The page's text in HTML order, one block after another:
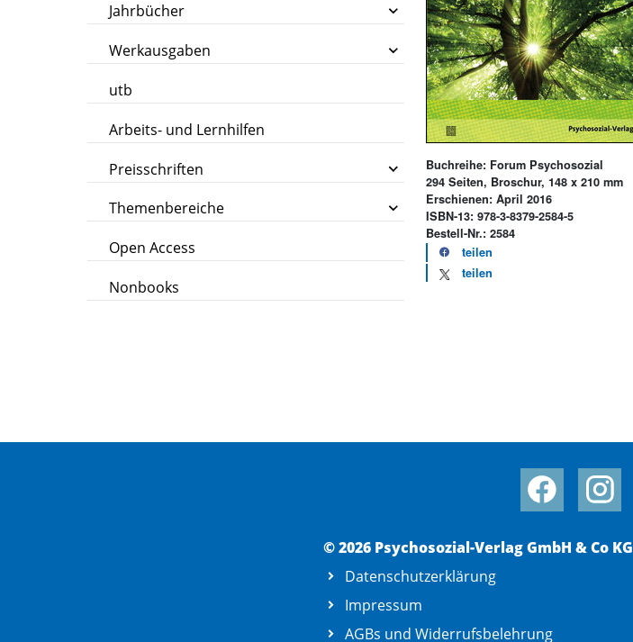
Jahrbücher
Werkausgaben
utb
Arbeits- und Lernhilfen
Preisschriften
Themenbereiche
Open Access
Nonbooks
Buchreihe: Forum Psychosozial
294 Seiten, Broschur, 148 x 210 mm
Erschienen: April 2016
ISBN-13: 978-3-8379-2584-5
Bestell-Nr.: 2584
teilen
teilen
© 2026 Psychosozial-Verlag GmbH & Co KG
Datenschutzerklärung
Impressum
AGBs und Widerrufsbelehrung